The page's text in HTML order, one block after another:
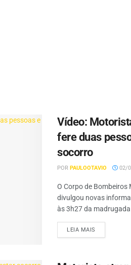
Vídeo:
fere duas
socorro
POR PAULOOTAVIO 02/
O Corpo de Bombeiros
divulgou novas
às 3h27 da
LEIA MAIS